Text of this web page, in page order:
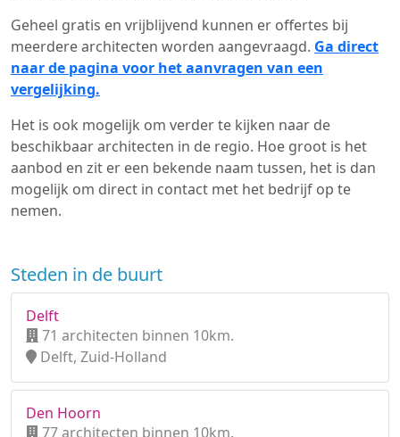
Geheel gratis en vrijblijvend kunnen er offertes bij
meerdere architecten worden aangevraagd. Ga direct
naar de pagina voor het aanvragen van een
vergelijking.
Het is ook mogelijk om verder te kijken naar de
beschikbaar architecten in de regio. Hoe groot is het
aanbod en zit er een bekende naam tussen, het is dan
mogelijk om direct in contact met het bedrijf op te
nemen.
Steden in de buurt
Delft
71 architecten binnen 10km.
Delft, Zuid-Holland
Den Hoorn
77 architecten binnen 10km.